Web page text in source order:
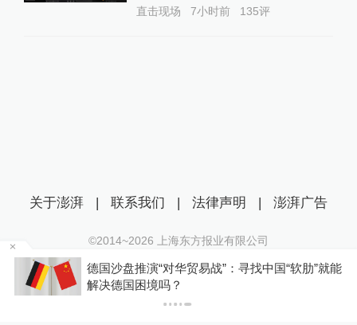
直击现场 7小时前 135评
你有权知道更多
下载澎湃新闻客户端
“软肋”就能
关于澎湃 | 联系我们 | 法律声明 | 澎湃广告
©2014~2026 上海东方报业有限公司
沪ICP证：沪B2-20170116 | 沪ICP备14003370号
互联网新闻信息服务许可证：31120170006
沪公网安备 31010602000299号